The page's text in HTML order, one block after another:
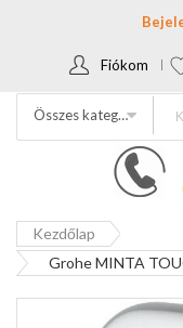
Fiókom
Összes kategória
Kezdőlap
Grohe MINTA